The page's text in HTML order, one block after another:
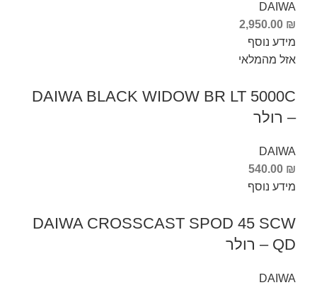
DAIWA
2,950.00 ₪
מידע נוסף
אזל מהמלאי
DAIWA BLACK WIDOW BR LT 5000C
– רולר
DAIWA
540.00 ₪
מידע נוסף
DAIWA CROSSCAST SPOD 45 SCW
QD – רולר
DAIWA